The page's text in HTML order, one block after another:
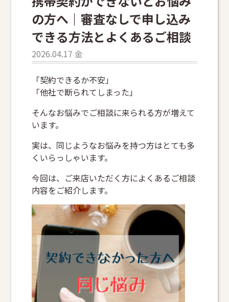
の方へ｜審査なしで申し込み
できる方法とよくあるご相談
2026.04.17 金
「契約できるか不安」
「他社で断られてしまった」
そんなお悩みでご相談に来られる方が増えて
います。
実は、同じようなお悩みを持つ方はとても多
くいらっしゃいます。
今回は、ご来店いただく方によくあるご相談
内容をご紹介します。